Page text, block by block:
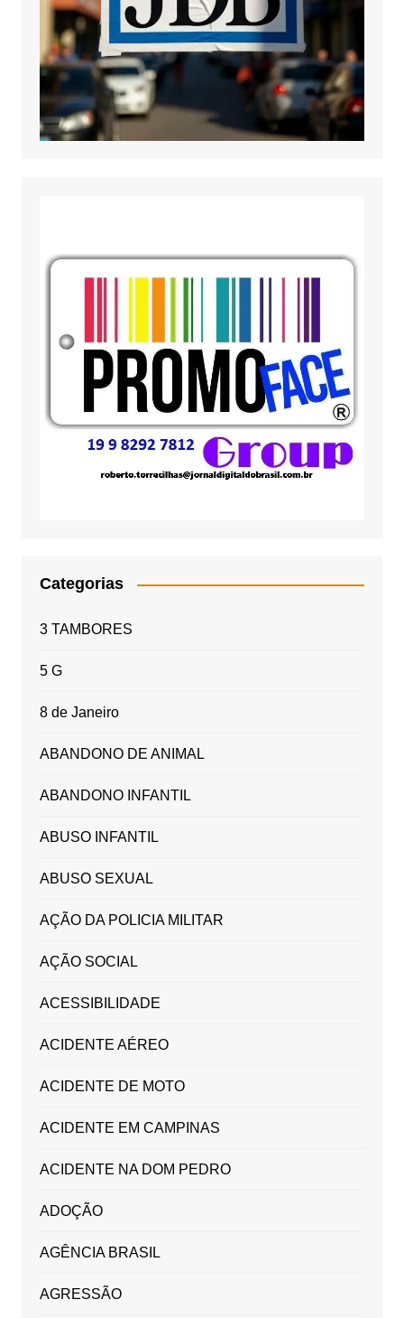
Categorias
3 TAMBORES
5 G
8 de Janeiro
ABANDONO DE ANIMAL
ABANDONO INFANTIL
ABUSO INFANTIL
ABUSO SEXUAL
AÇÃO DA POLICIA MILITAR
AÇÃO SOCIAL
ACESSIBILIDADE
ACIDENTE AÉREO
ACIDENTE DE MOTO
ACIDENTE EM CAMPINAS
ACIDENTE NA DOM PEDRO
ADOÇÃO
AGÊNCIA BRASIL
AGRESSÃO